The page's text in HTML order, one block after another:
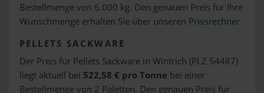
Bestellmenge von 6.000 kg. Den genauen Preis für Ihre
Wunschmenge erhalten Sie über unseren Preisrechner.
PELLETS SACKWARE
Der Preis für Pellets Sackware in Wintrich (PLZ 54487)
liegt aktuell bei 522,58 € pro Tonne bei einer
Bestellmenge von 2 Paletten. Den genauen Preis für